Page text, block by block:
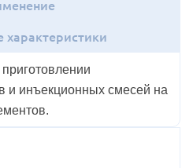
характеристики
и инъекционных смесей на